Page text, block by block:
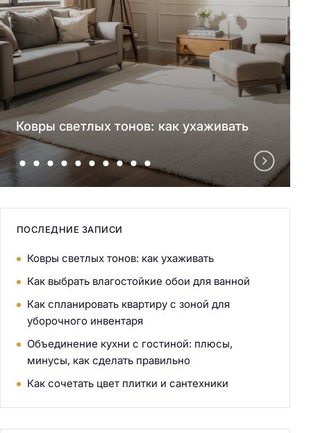
Ковры светлых тонов: как ухаживать
ПОСЛЕДНИЕ ЗАПИСИ
Ковры светлых тонов: как ухаживать
Как выбрать влагостойкие обои для ванной
Как спланировать квартиру с зоной для
уборочного инвентаря
Объединение кухни с гостиной: плюсы,
минусы, как сделать правильно
Как сочетать цвет плитки и сантехники